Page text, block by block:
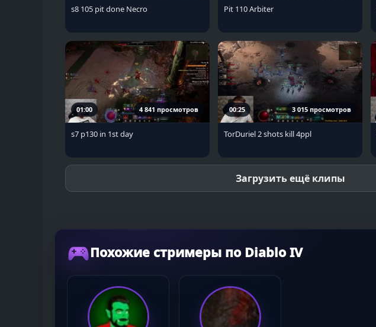
s8 105 pit done Necro Pit 110 Arbiter
01:00 4 841 просмотров
s7 p130 in 1st day
00:25 3 015 просмотров
TorDuriel 2 shots kill 4ppl
Загрузить ещё клипы
Похожие стримеры по Diablo IV